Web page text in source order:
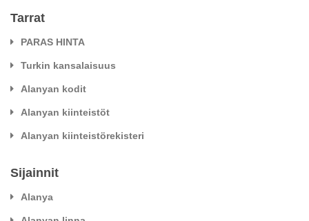
Tarrat
PARAS HINTA
Turkin kansalaisuus
Alanyan kodit
Alanyan kiinteistöt
Alanyan kiinteistörekisteri
Sijainnit
Alanya